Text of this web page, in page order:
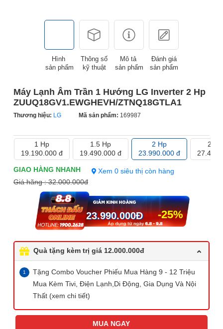
Hình
sản phẩm
Thông số
kỹ thuật
Mô tả
sản phẩm
Đánh giá
sản phẩm
Máy Lạnh Âm Trần 1 Hướng LG Inverter 2 Hp
ZUUQ18GV1.EWGHEVH/ZTNQ18GTLA1
Thương hiệu: LG Mã sản phẩm: 169987
1 Hp
19.190.000 đ
1.5 Hp
19.490.000 đ
2 Hp
23.990.000 đ
2.5
Xem 0 siêu thị còn hàng
Giá hãng :32.000.000đ
-25%
23.990.000Đ
Quà tặng kèm trị giá 12.000.000đ
Tặng Combo Voucher Phiếu Mua Hàng 9 - 12 Triệu
Mua Kèm Tivi, Điện Lạnh,Di Động, Gia Dụng Và Nội
Thất (xem chi tiết)
MUA NGAY